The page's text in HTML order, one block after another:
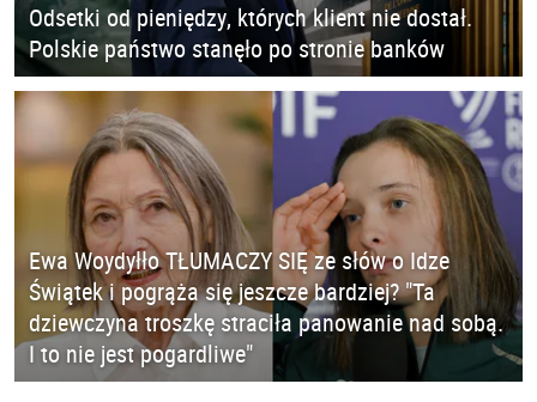
Odsetki od pieniędzy, których klient nie dostał.
Polskie państwo stanęło po stronie banków
Ewa Woydyłło TŁUMACZY SIĘ ze słów o Idze
Świątek i pogrąża się jeszcze bardziej? "Ta
dziewczyna troszkę straciła panowanie nad sobą.
I to nie jest pogardliwe"